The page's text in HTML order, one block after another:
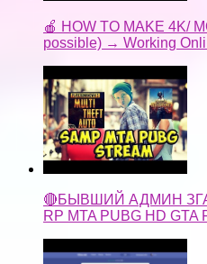
🍎 HOW TO MAKE 4K/
possible) → Working
🔴БЫВШИЙ АДМИН ЗГА
RP MTA PUBG HD